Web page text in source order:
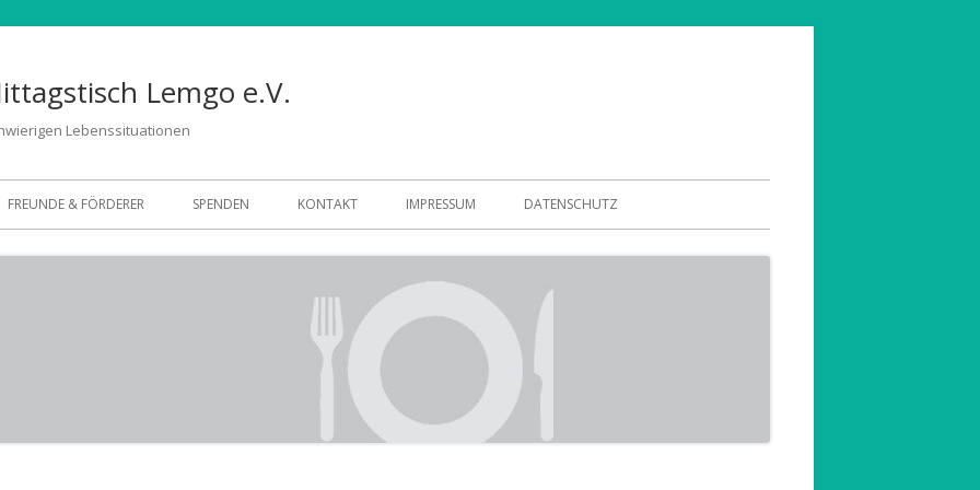
Lemgo e.V.
Lebenssituationen
FREUNDE & FÖRDERER SPENDEN KONTAKT IMPRESSUM DATENSCHUTZ